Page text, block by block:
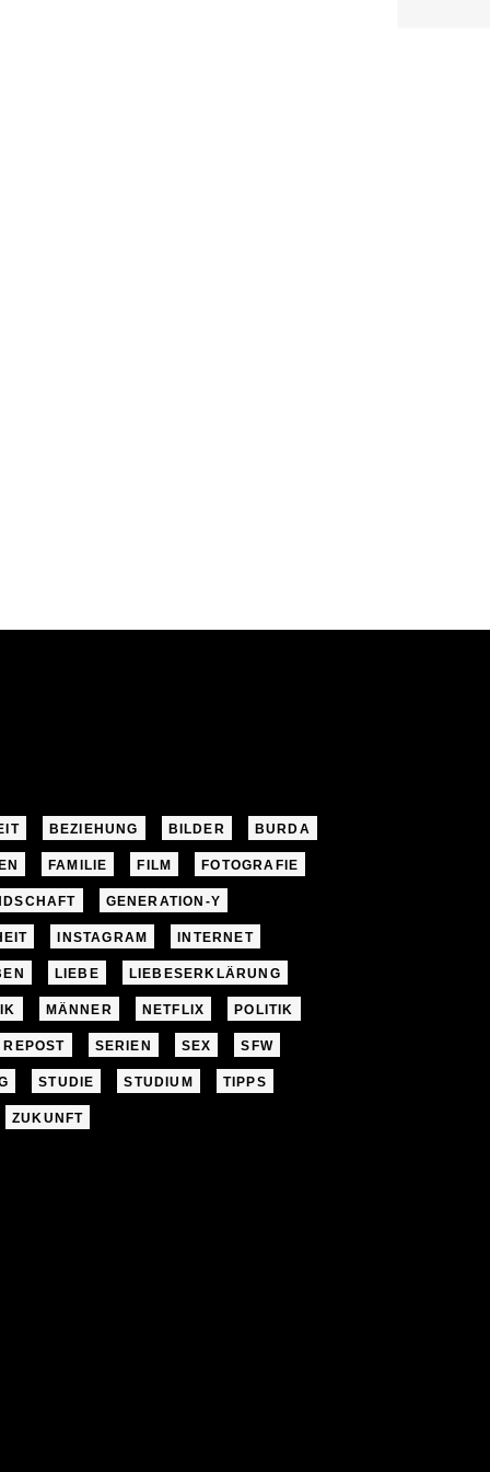
BEZIEHUNG BILDER BURDA
FAMILIE FILM FOTOGRAFIE
GENERATION-Y
INSTAGRAM INTERNET
LIEBE LIEBESERKLÄRUNG
MÄNNER NETFLIX POLITIK
REPOST SERIEN SEX SFW
STUDIE STUDIUM TIPPS
ZUKUNFT